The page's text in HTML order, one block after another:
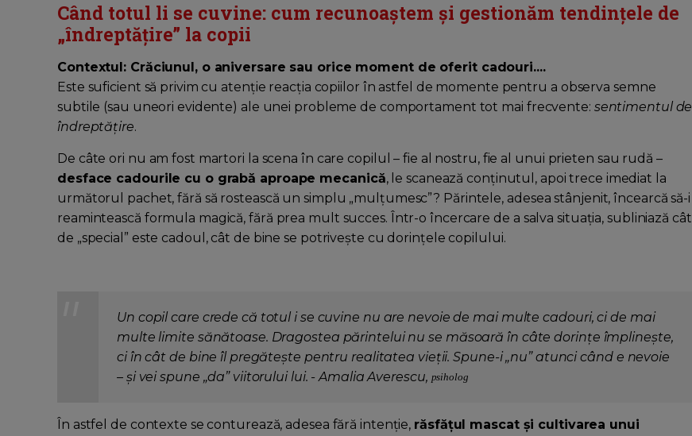
Când totul li se cuvine: cum recunoaștem și gestionăm tendințele de
„îndreptățire” la copii
Contextul: Crăciunul, o aniversare sau orice moment de oferit cadouri....
Este suficient să privim cu atenție reacția copiilor în astfel de momente pentru a observa semne
subtile (sau uneori evidente) ale unei probleme de comportament tot mai frecvente: sentimentul de
îndreptățire.
De câte ori nu am fost martori la scena în care copilul – fie al nostru, fie al unui prieten sau rudă –
desface cadourile cu o grabă aproape mecanică, le scanează conținutul, apoi trece imediat la
următorul pachet, fără să rostească un simplu „mulțumesc”? Părintele, adesea stânjenit, încearcă să-i
reamintească formula magică, fără prea mult succes. Într-o încercare de a salva situația, subliniază cât
de „special” este cadoul, cât de bine se potrivește cu dorințele copilului.
Un copil care crede că totul i se cuvine nu are nevoie de mai multe cadouri, ci de mai
multe limite sănătoase. Dragostea părintelui nu se măsoară în câte dorințe împlinește,
ci în cât de bine îl pregătește pentru realitatea vieții. Spune-i „nu” atunci când e nevoie
– și vei spune „da” viitorului lui. - Amalia Averescu, psiholog
În astfel de contexte se conturează, adesea fără intenție, răsfățul mascat și cultivarea unui